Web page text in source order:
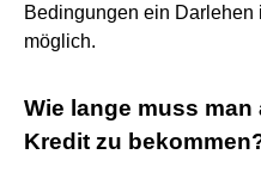
Bedingungen ein
möglich.
Wie lange muss
Kredit zu